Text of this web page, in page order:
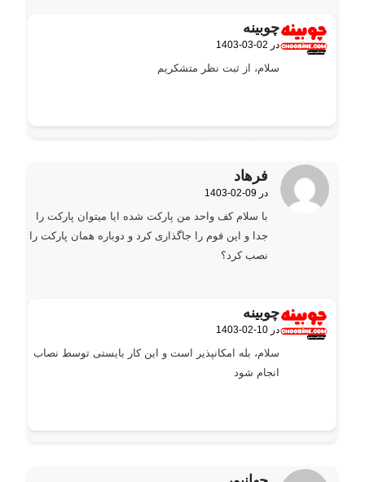
چوبینه
گفته:1403-03-02 در
سلام، از ثبت نظر متشکریم
فرهاد
گفته:1403-02-09 در
با سلام کف واحد من پارکت شده ایا میتوان پارکت را
جدا و این فوم را جاگذاری کرد و دوباره همان پارکت را
نصب کرد؟
چوبینه
گفته:1403-02-10 در
سلام، بله امکانپذیر است و این کار بایستی توسط نصاب
انجام شود